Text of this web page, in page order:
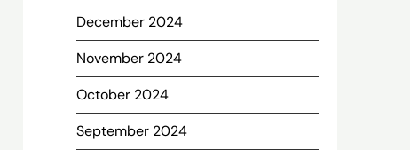
December 2024
November 2024
October 2024
September 2024